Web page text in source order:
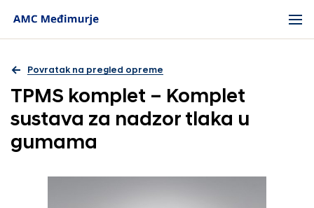
Povratak na pregled opreme
TPMS komplet – Komplet
sustava za nadzor tlaka u
gumama